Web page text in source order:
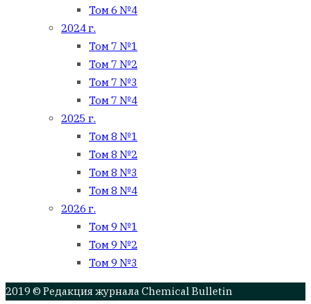
Том 6 №4
2024 г.
Том 7 №1
Том 7 №2
Том 7 №3
Том 7 №4
2025 г.
Том 8 №1
Том 8 №2
Том 8 №3
Том 8 №4
2026 г.
Том 9 №1
Том 9 №2
Том 9 №3
2019 © Редакция журнала Chemical Bulletin